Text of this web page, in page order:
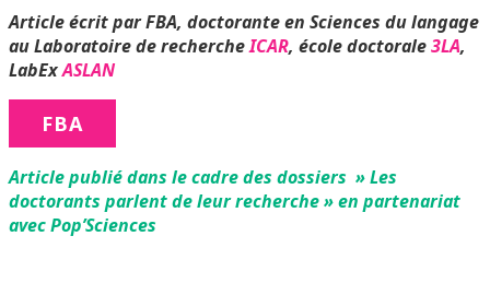
Article écrit par FBA, doctorante en Sciences du langage
au Laboratoire de rechercheICAR, école doctorale3LA,
LabExASLAN
FBA
Article publié dans le cadre des dossiers » Les
doctorants parlent de leur recherche » en partenariat
avec Pop’Sciences